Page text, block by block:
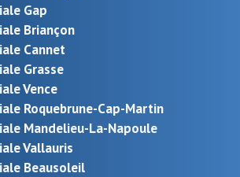
Gap
Briançon
Cannet
Grasse
Vence
Roquebrune-Cap-Martin
Mandelieu-La-Napoule
Vallauris
Beausoleil